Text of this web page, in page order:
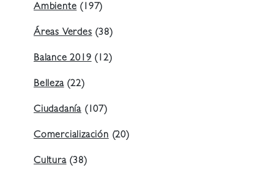
Ambiente (197)
Áreas Verdes (38)
Balance 2019 (12)
Belleza(22)
Ciudadanía (107)
Comercialización (20)
Cultura(38)